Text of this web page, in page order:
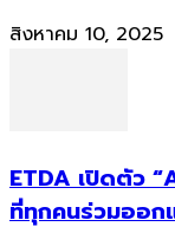
สิงหาคม 10, 2025
ETDA เปิดตัว
ที่ทุกคนร่วมออก